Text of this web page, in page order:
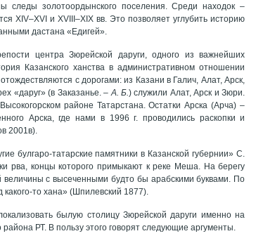
золотоордынского поселения. Среди находок –
XIV–XVI и XVIII–XIX вв. Это позволяет углубить историю
дастана «Едигей».
центра Зюрейской даруги, одного из важнейших
Казанского ханства в административном отношении
с дорогами: из Казани в Галич, Алат, Арск,
«даруг» (в Заказанье. –А. Б.) служили Алат, Арск и Зюри.
районе Татарстана. Остатки Арска (Арча) –
Арска, где нами в 1996 г. проводились раскопки и
2001в).
булгаро-татарские памятники в Казанской губернии» С.
рва, концы которого примыкают к реке Меша. На берегу
с высеченными будто бы арабскими буквами. По
то хана» (Шпилевский 1877).
былую столицу Зюрейской даруги именно на
РТ. В пользу этого говорят следующие аргументы.